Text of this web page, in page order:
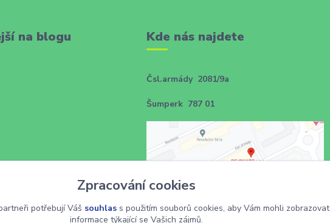
na blogu Kde nás najdete
Čsl.armády 2081/9a
Šumperk 787 01
Zpracování cookies
potřebují Váš souhlass použitím souborů cookies, aby Vám mohli zobrazovat
informace týkající se Vašich zájmů.